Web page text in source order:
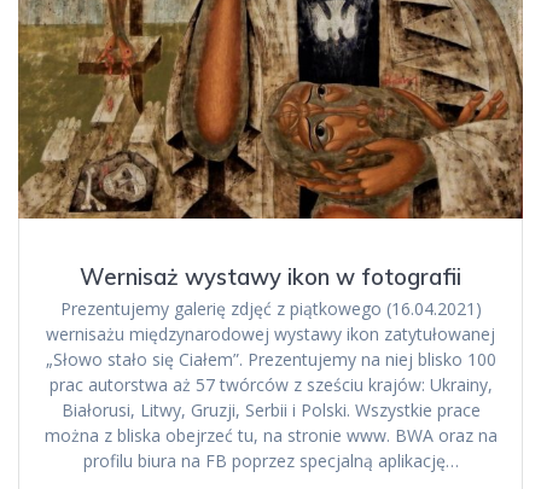
Wernisaż wystawy ikon w fotografii
Prezentujemy galerię zdjęć z piątkowego (16.04.2021)
wernisażu międzynarodowej wystawy ikon zatytułowanej
„Słowo stało się Ciałem”. Prezentujemy na niej blisko 100
prac autorstwa aż 57 twórców z sześciu krajów: Ukrainy,
Białorusi, Litwy, Gruzji, Serbii i Polski. Wszystkie prace
można z bliska obejrzeć tu, na stronie www. BWA oraz na
profilu biura na FB poprzez specjalną aplikację…